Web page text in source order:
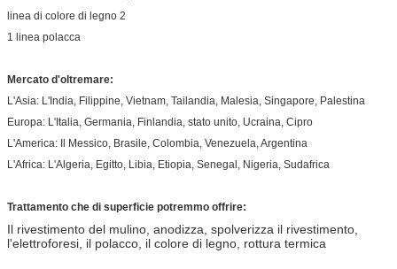
linea di colore di legno 2
1 linea polacca
Mercato d'oltremare:
L'Asia: L'India, Filippine, Vietnam, Tailandia, Malesia, Singapore, Palestina
Europa: L'Italia, Germania, Finlandia, stato unito, Ucraina, Cipro
L'America: Il Messico, Brasile, Colombia, Venezuela, Argentina
L'Africa: L'Algeria, Egitto, Libia, Etiopia, Senegal, Nigeria, Sudafrica
Trattamento che di superficie potremmo offrire:
Il rivestimento del mulino, anodizza, spolverizza il rivestimento,
l'elettroforesi, il polacco, il colore di legno, rottura termica